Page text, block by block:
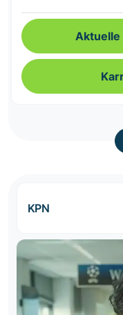
Aktuelle
KPN